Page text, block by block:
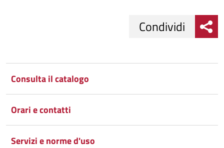
Facebook
su
Twitter
Condividi
su
Condividi
Condividi
Consulta il catalogo
Orari e contatti
Servizi e norme d'uso